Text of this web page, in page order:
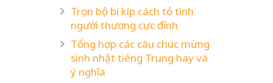
Trọn bộ bí kíp cách tỏ tình
người thương cực đỉnh
Tổng hợp các câu chúc mừng
sinh nhật tiếng Trung hay và
ý nghĩa